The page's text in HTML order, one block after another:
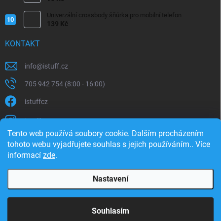
Tento web používá soubory cookie. Dalším procházením
tohoto webu vyjadřujete souhlas s jejich používáním.. Více
informací zde.
Nastavení
Souhlasím
Univerzální crossbody šňůrka pro mobilní telefon
139 Kč
KONTAKT
info@istuff.cz
705 942 754 (8:00 - 16:00)
istuffcz
istuffcz
istuffcz
@istuff.cz
iSTUFF . Všechna práva vyhrazena.